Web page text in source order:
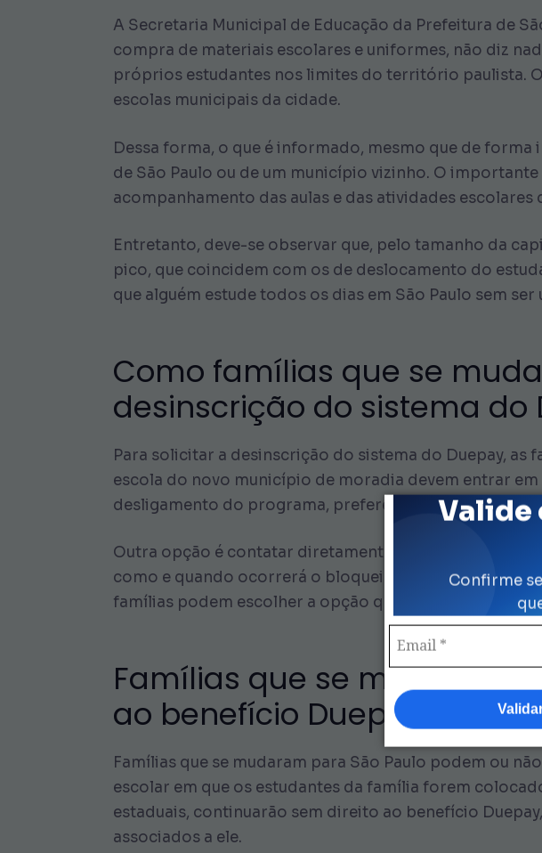
Valide
Confirme
A Secretaria Municipal de Educação da Prefeitura de
compra de materiais escolares e uniformes, não diz
próprios estudantes nos limites do território paulista.
escolas municipais da cidade.
Dessa forma, o que é informado, mesmo que de
de São Paulo ou de um município vizinho. O
acompanhamento das aulas e das atividades
Entretanto, deve-se observar que, pelo tamanho da
pico, que coincidem com os de deslocamento do
que alguém estude todos os dias em São Paulo sem
Como famílias que se
desinscrição do sistema do
Para solicitar a desinscrição do sistema do Duepay,
escola do novo município de moradia devem entrar
desligamento do programa, preferencialmente no
Outra opção é contatar diretamente a Secretaria
como e quando ocorrerá o bloqueio do acesso ao
famílias podem escolher a opção que acharem mais
Famílias que se mudaram
ao benefício Duepay?
Famílias que se mudaram para São Paulo podem ou
escolar em que os estudantes da família forem
estaduais, continuarão sem direito ao benefício
associados a ele.